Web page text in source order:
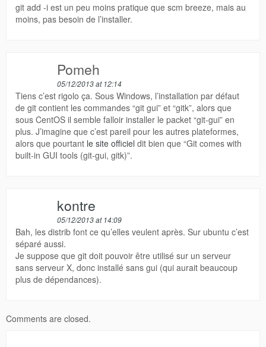
git add -i est un peu moins pratique que scm breeze, mais au
moins, pas besoin de l’installer.
Pomeh
05/12/2013 at 12:14
Tiens c’est rigolo ça. Sous Windows, l’installation par défaut
de git contient les commandes “git gui” et “gitk”, alors que
sous CentOS il semble falloir installer le packet “git-gui” en
plus. J’imagine que c’est pareil pour les autres plateformes,
alors que pourtant le site officiel dit bien que “Git comes with
built-in GUI tools (git-gui, gitk)”.
kontre
05/12/2013 at 14:09
Bah, les distrib font ce qu’elles veulent après. Sur ubuntu c’est
séparé aussi.
Je suppose que git doit pouvoir être utilisé sur un serveur
sans serveur X, donc installé sans gui (qui aurait beaucoup
plus de dépendances).
Comments are closed.